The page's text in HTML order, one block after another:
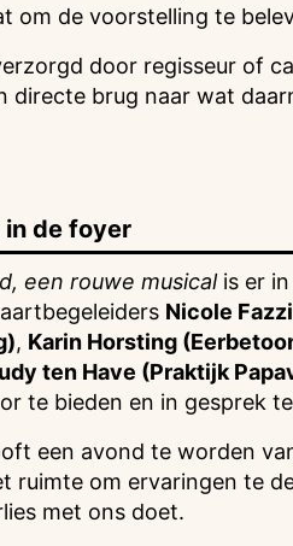
om de voorstelling te
door regisseur of
directe brug naar wat
in de foyer
een rouwe musicalis er in
Nicole
, Karin Horsting
ten Have (Praktijk
te bieden en in gesprek
een avond te worden
ruimte om ervaringen te
met ons doet.